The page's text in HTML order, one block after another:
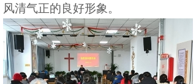
风清气正的良好形象。